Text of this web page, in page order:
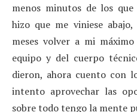
menos minutos de los
hizo que me viniese
meses volver a mi
equipo y del cuerpo
dieron, ahora cuento con
intento aprovechar las
sobre todo tengo la mente